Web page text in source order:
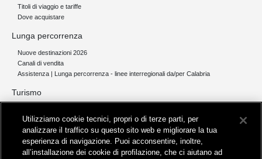
Titoli di viaggio e tariffe
Dove acquistare
Lunga percorrenza
Nuove destinazioni 2026
Canali di vendita
Assistenza | Lunga percorrenza - linee interregionali da/per Calabria
Turismo
Servizi per aeroporti
Servizi di noleggio con conducente
Servizio di navigazione sul Lago Trasimeno
Utilizziamo cookie tecnici, propri o di terze parti, per
analizzare il traffico su questo sito web e migliorare la tua
esperienza di navigazione. Puoi acconsentire, inoltre,
all’installazione dei cookie di profilazione, che ci aiutano ad